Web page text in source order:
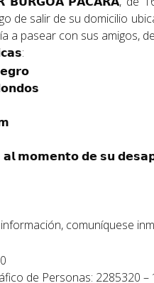
de salir de su domicilio
a pasear con sus amigos,
𝗺𝗼𝗺𝗲𝗻𝘁𝗼 𝗱𝗲 𝘀𝘂
comuníquese
de Personas: 2285320 –